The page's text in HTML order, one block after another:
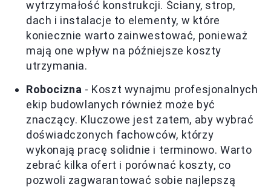
wytrzymałość konstrukcji. Ściany, strop,
dach i instalacje to elementy, w które
koniecznie warto zainwestować, ponieważ
mają one wpływ na późniejsze koszty
utrzymania.
Robocizna - Koszt wynajmu profesjonalnych
ekip budowlanych również może być
znaczący. Kluczowe jest zatem, aby wybrać
doświadczonych fachowców, którzy
wykonają pracę solidnie i terminowo. Warto
zebrać kilka ofert i porównać koszty, co
pozwoli zagwarantować sobie najlepszą